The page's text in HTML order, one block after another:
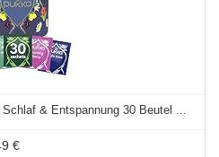
& Entspannung 30 Beutel ...
€